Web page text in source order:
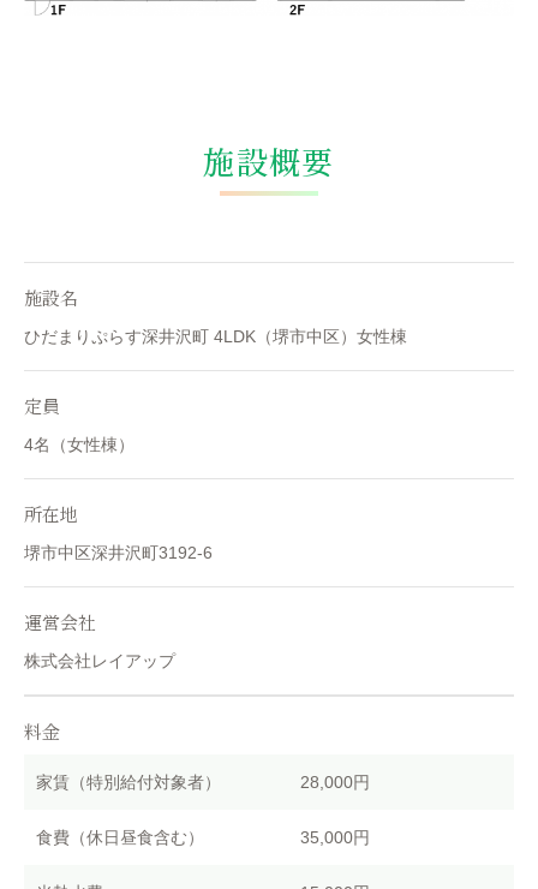
施設概要
施設名
ひだまりぷらす深井沢町 4LDK（堺市中区）女性棟
定員
4名（女性棟）
所在地
堺市中区深井沢町3192‐6
運営会社
株式会社レイアップ
料金
家賃（特別給付対象者） 28,000円
食費（休日昼食含む） 35,000円